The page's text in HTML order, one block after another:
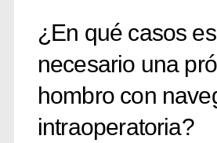
¿En qué casos es
necesario una
hombro con
intraoperatoria?